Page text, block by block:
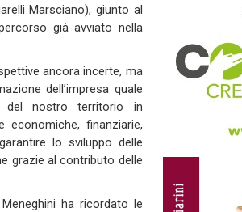
Marsciano), giunto al
già avviato nella
ancora incerte, ma
dell’impresa quale
del nostro territorio in
economiche, finanziarie,
lo sviluppo delle
grazie al contributo delle
ha ricordato le